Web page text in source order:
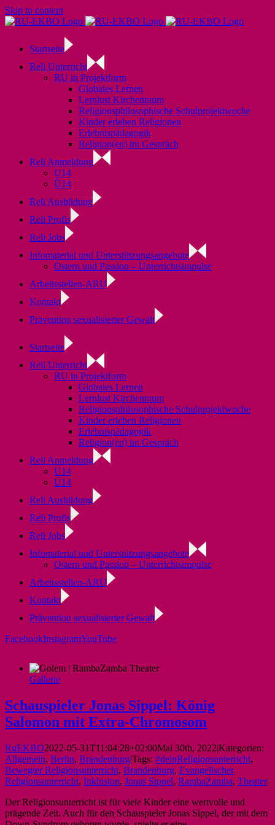
Skip to content
Startseite
Reli Unterricht
RU in Projektform
Globales Lernen
Lernlust Kirchenraum
Religionsphilosophische Schulprojektwoche
Kinder erleben Religionen
Erlebnispädagogik
Religion(en) im Gespräch
Reli Anmeldung
U14
Ü14
Reli Ausbildung
Reli Profis
Reli Jobs
Infomaterial und Unterstützungsangebote
Ostern und Passion – Unterrichtsimpulse
Arbeitsstellen-ARU
Kontakt
Prävention sexualisierter Gewalt
Startseite
Reli Unterricht
RU in Projektform
Globales Lernen
Lernlust Kirchenraum
Religionsphilosophische Schulprojektwoche
Kinder erleben Religionen
Erlebnispädagogik
Religion(en) im Gespräch
Reli Anmeldung
U14
Ü14
Reli Ausbildung
Reli Profis
Reli Jobs
Infomaterial und Unterstützungsangebote
Ostern und Passion – Unterrichtsimpulse
Arbeitsstellen-ARU
Kontakt
Prävention sexualisierter Gewalt
FacebookInstagramYouTube
Gallerie
Schauspieler Jonas Sippel: König
Salomon mit Extra-Chromosom
RuEKBO2022-05-31T11:04:28+02:00Mai 30th, 2022|Kategorien:
Allgemein, Berlin, Brandenburg|Tags: #deinReligionsunterricht,
Bewegter Religionsunterricht, Brandenburg, Evangelischer
Religionsunterricht, Inklusion, Jonas Sippel, RambaZamba, Theater|
Der Religionsunterricht ist für viele Kinder eine wertvolle und
prägende Zeit. Auch für den Schauspieler Jonas Sippel, der mit dem